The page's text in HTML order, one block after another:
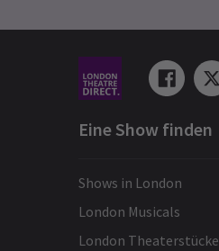
Eine Show finden
Shows in London
London Musicals
London Theaterstücke